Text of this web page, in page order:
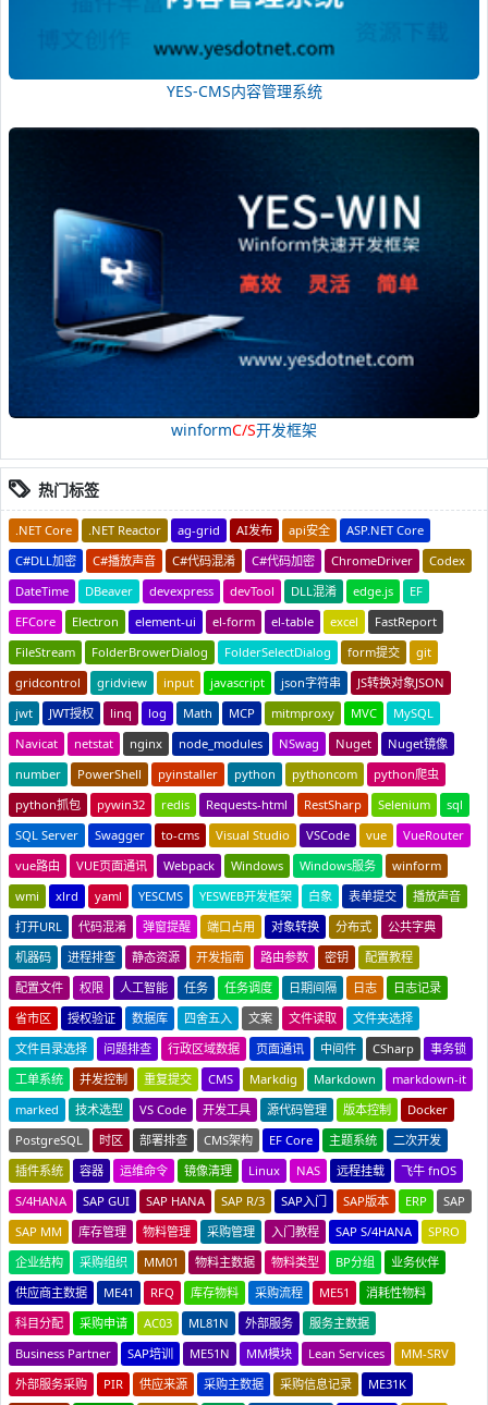
YES-CMS内容管理系统
winformC/S开发框架
热门标签
.NET Core .NET Reactor ag-grid AI发布 api安全
ASP.NET Core
C#DLL加密
C#播放声音 C#代码混淆 C#代码加密 ChromeDriver
Codex
DateTime
DBeaver devexpress devTool DLL混淆 edge.js
EF
EFCore
Electron element-ui el-form el-table excel
FastReport
FileStream
FolderBrowerDialog FolderSelectDialog form提交
git
gridcontrol
gridview input javascript json字符串
JS转换对象JSON
jwt
JWT授权 linq log Math MCP mitmproxy MVC
MySQL
Navicat
netstat nginx node_modules NSwag Nuget
Nuget镜像
number
PowerShell pyinstaller python pythoncom
python爬虫
python抓包
pywin32 redis Requests-html RestSharp Selenium
sql
SQL Server
Swagger to-cms Visual Studio VSCode vue
VueRouter
vue路由
VUE页面通讯 Webpack Windows Windows服务
winform
wmi
xlrd yaml YESCMS YESWEB开发框架 白象 表单提交
播放声音
打开URL
代码混淆 弹窗提醒 端口占用 对象转换 分布式
公共字典
机器码
进程排查 静态资源 开发指南 路由参数 密钥
配置教程
配置文件
权限 人工智能 任务 任务调度 日期间隔 日志
日志记录
省市区
授权验证 数据库 四舍五入 文案 文件读取
文件夹选择
文件目录选择
问题排查 行政区域数据 页面通讯 中间件 CSharp
事务锁
工单系统
并发控制 重复提交 CMS Markdig Markdown
markdown-it
marked
技术选型 VS Code 开发工具 源代码管理 版本控制
Docker
PostgreSQL
时区 部署排查 CMS架构 EF Core 主题系统
二次开发
插件系统
容器 运维命令 镜像清理 Linux NAS 远程挂载
飞牛 fnOS
S/4HANA
SAP GUI SAP HANA SAP R/3 SAP入门 SAP版本 ERP
SAP
SAP MM
库存管理 物料管理 采购管理 入门教程 SAP S/4HANA
SPRO
企业结构
采购组织 MM01 物料主数据 物料类型 BP分组
业务伙伴
供应商主数据
ME41 RFQ 库存物料 采购流程 ME51
消耗性物料
科目分配
采购申请 AC03 ML81N 外部服务
服务主数据
Business Partner
SAP培训 ME51N MM模块 Lean Services
MM-SRV
外部服务采购
PIR 供应来源 采购主数据 采购信息记录
ME31K